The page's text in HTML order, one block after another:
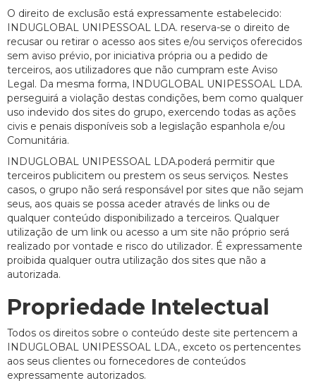
O direito de exclusão está expressamente estabelecido:
INDUGLOBAL UNIPESSOAL LDA. reserva-se o direito de
recusar ou retirar o acesso aos sites e/ou serviços oferecidos
sem aviso prévio, por iniciativa própria ou a pedido de
terceiros, aos utilizadores que não cumpram este Aviso
Legal. Da mesma forma, INDUGLOBAL UNIPESSOAL LDA.
perseguirá a violação destas condições, bem como qualquer
uso indevido dos sites do grupo, exercendo todas as ações
civis e penais disponíveis sob a legislação espanhola e/ou
Comunitária.
INDUGLOBAL UNIPESSOAL LDA.poderá permitir que
terceiros publicitem ou prestem os seus serviços. Nestes
casos, o grupo não será responsável por sites que não sejam
seus, aos quais se possa aceder através de links ou de
qualquer conteúdo disponibilizado a terceiros. Qualquer
utilização de um link ou acesso a um site não próprio será
realizado por vontade e risco do utilizador. É expressamente
proibida qualquer outra utilização dos sites que não a
autorizada.
Propriedade Intelectual
Todos os direitos sobre o conteúdo deste site pertencem a
INDUGLOBAL UNIPESSOAL LDA., exceto os pertencentes
aos seus clientes ou fornecedores de conteúdos
expressamente autorizados.